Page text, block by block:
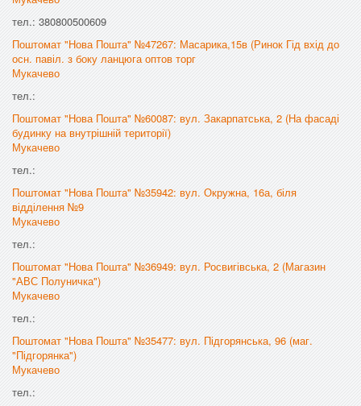
тел.: 380800500609
Поштомат "Нова Пошта" №47267: Масарика,15в (Ринок Гід вхід до
осн. павіл. з боку ланцюга оптов торг
Мукачево
тел.:
Поштомат "Нова Пошта" №60087: вул. Закарпатська, 2 (На фасаді
будинку на внутрішній території)
Мукачево
тел.:
Поштомат "Нова Пошта" №35942: вул. Окружна, 16а, біля
відділення №9
Мукачево
тел.:
Поштомат "Нова Пошта" №36949: вул. Росвигівська, 2 (Магазин
"АВС Полуничка")
Мукачево
тел.:
Поштомат "Нова Пошта" №35477: вул. Підгорянська, 96 (маг.
"Підгорянка")
Мукачево
тел.: